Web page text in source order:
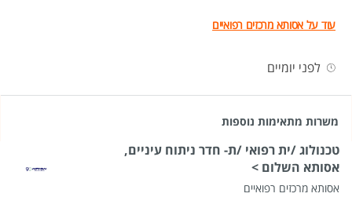
עוד על אסותא מרכזים רפואיים
לפני יומיים
משרות מתאימות נוספות
טכנולוג /ית רפואי /ת- חדר ניתוח עיניים,
אסותא השלום >
אסותא מרכזים רפואיים